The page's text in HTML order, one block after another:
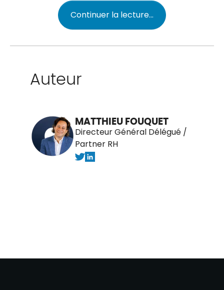
Continuer la lecture...
Auteur
MATTHIEU FOUQUET
Directeur Général Délégué /
Partner RH